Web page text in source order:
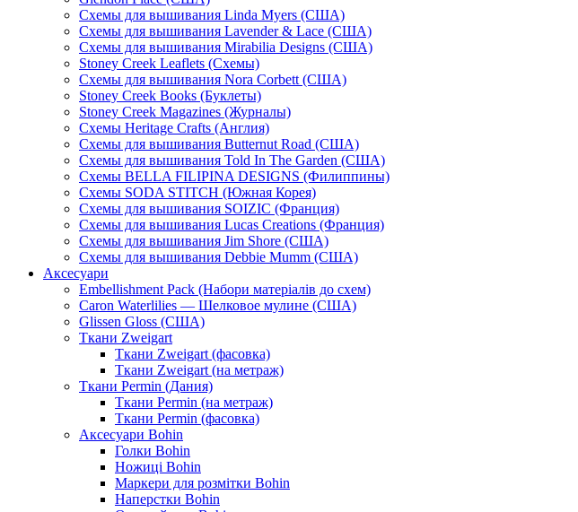
Схемы для вышивания Linda Myers (США)
Схемы для вышивания Lavender & Lace (США)
Схемы для вышивания Mirabilia Designs (США)
Stoney Creek Leaflets (Схемы)
Схемы для вышивания Nora Corbett (США)
Stoney Creek Books (Буклеты)
Stoney Creek Magazines (Журналы)
Схемы Heritage Crafts (Англия)
Схемы для вышивания Butternut Road (США)
Схемы для вышивания Told In The Garden (США)
Схемы BELLA FILIPINA DESIGNS (Филиппины)
Схемы SODA STITCH (Южная Корея)
Схемы для вышивания SOIZIC (Франция)
Схемы для вышивания Lucas Creations (Франция)
Схемы для вышивания Jim Shore (США)
Схемы для вышивания Debbie Mumm (США)
Аксесуари
Embellishment Pack (Набори матеріалів до схем)
Caron Waterlilies — Шелковое мулине (США)
Glissen Gloss (США)
Ткани Zweigart
Ткани Zweigart (фасовка)
Ткани Zweigart (на метраж)
Ткани Permin (Дания)
Ткани Permin (на метраж)
Ткани Permin (фасовка)
Аксесуари Bohin
Голки Bohin
Ножиці Bohin
Маркери для розмітки Bohin
Наперстки Bohin